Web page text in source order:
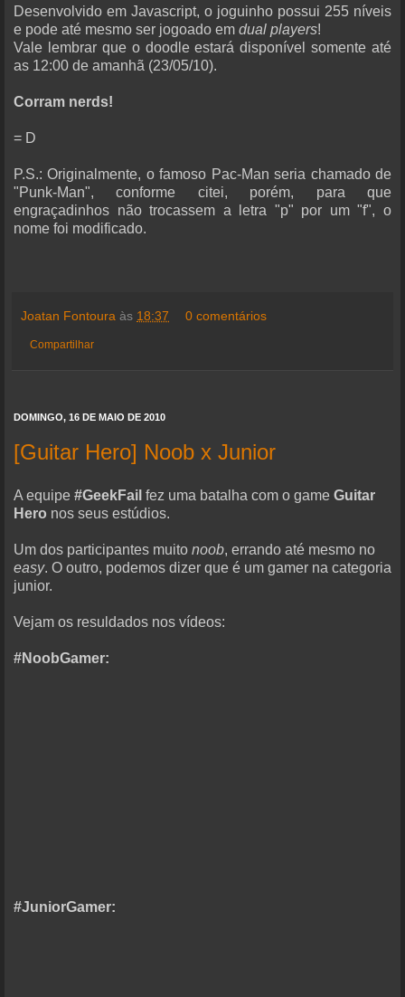
Desenvolvido em Javascript, o joguinho possui 255 níveis
e pode até mesmo ser jogoado em dual players!
Vale lembrar que o doodle estará disponível somente até
as 12:00 de amanhã (23/05/10).
Corram nerds!
= D
P.S.: Originalmente, o famoso Pac-Man seria chamado de
"Punk-Man", conforme citei, porém, para que
engraçadinhos não trocassem a letra "p" por um "f", o
nome foi modificado.
Joatan Fontoura às 18:37 0 comentários
Compartilhar
DOMINGO, 16 DE MAIO DE 2010
[Guitar Hero] Noob x Junior
A equipe #GeekFail fez uma batalha com o game Guitar
Hero nos seus estúdios.
Um dos participantes muito noob, errando até mesmo no
easy. O outro, podemos dizer que é um gamer na categoria
junior.
Vejam os resuldados nos vídeos:
#NoobGamer:
#JuniorGamer: